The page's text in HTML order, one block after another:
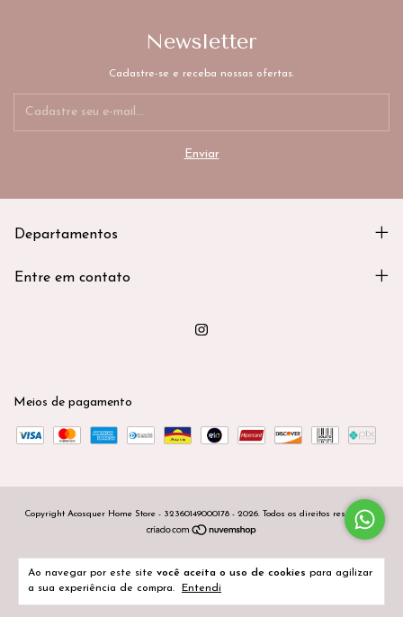
Ao navegar por este site você aceita o uso de cookies para agilizar
a sua experiência de compra.
Entendi
Newsletter
Cadastre-se e receba nossas ofertas.
Departamentos
Entre em contato
Meios de pagamento
Copyright Acosquer Home Store - 32360149000178 - 2026. Todos os direitos reservados.